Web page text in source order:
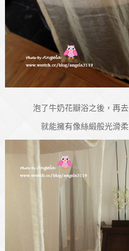
泡了牛奶花瓣浴之後，再
就能擁有像絲緞般光滑